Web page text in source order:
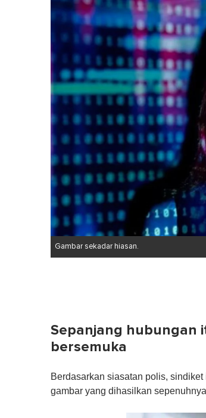
Gambar sekadar hiasan.
Sepanjang hubungan
bersemuka
Berdasarkan siasatan polis,
gambar yang dihasilkan